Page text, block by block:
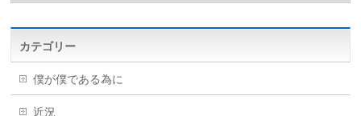
カテゴリー
僕が僕である為に
近況